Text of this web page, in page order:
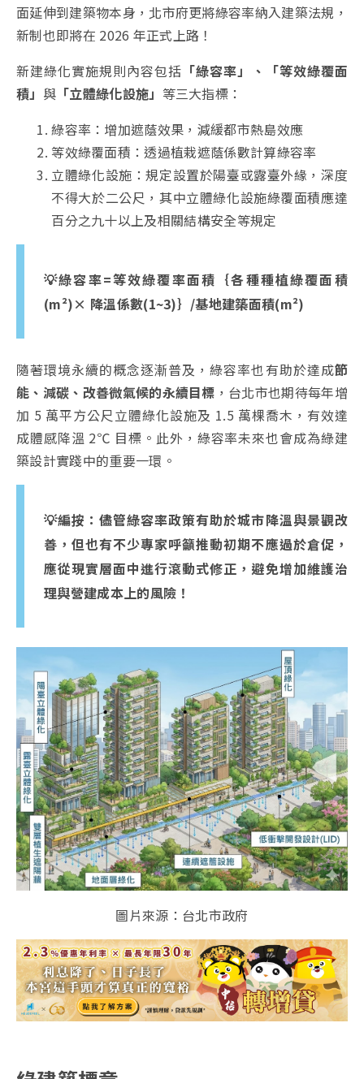
面延伸到建築物本身，北市府更將綠容率納入建築法規，
新制也即將在 2026 年正式上路！
新建綠化實施規則內容包括 「綠容率」、「等效綠覆面
積」 與「立體綠化設施」 等三大指標：
綠容率：增加遮蔭效果，減緩都市熱島效應
等效綠覆面積：透過植栽遮蔭係數計算綠容率
立體綠化設施：規定設置於陽臺或露臺外緣，深度
不得大於二公尺，其中立體綠化設施綠覆面積應達
百分之九十以上及相關結構安全等規定
💡綠容率=等效綠覆率面積｛各種種植綠覆面積
(m²)× 降溫係數(1~3)｝/基地建築面積(m²)
隨著環境永續的概念逐漸普及，綠容率也有助於達成節
能、減碳、改善微氣候的永續目標 ，台北市也期待每年增
加 5 萬平方公尺立體綠化設施及 1.5 萬棵喬木，有效達
成體感降溫 2℃ 目標。此外，綠容率未來也會成為綠建
築設計實踐中的重要一環。
💡編按：儘管綠容率政策有助於城市降溫與景觀改
善，但也有不少專家呼籲推動初期不應過於倉促，
應從現實層面中進行滾動式修正，避免增加維護治
理與營建成本上的風險！
圖片來源：台北市政府